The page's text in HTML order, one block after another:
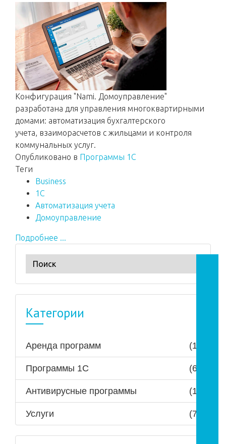
Конфигурация "Nami. Домоуправление"
разработана для управления многоквартирными
домами: автоматизация бухгалтерского
учета, взаиморасчетов с жильцами и контроля
коммунальных услуг.
Опубликовано в Программы 1С
Теги
Business
1С
Автоматизация учета
Домоуправление
Подробнее ...
Категории
Аренда программ (1)
Программы 1С (6)
Антивирусные программы (1)
Услуги (7)